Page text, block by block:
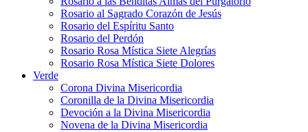
Rosario al Sagrado Corazón de Jesús
Rosario del Espíritu Santo
Rosario del Perdón
Rosario Rosa Mística Siete Alegrías
Rosario Rosa Mística Siete Dolores
Verde
Corona Divina Misericordia
Coronilla de la Divina Misericordia
Devoción a la Divina Misericordia
Novena de la Divina Misericordia